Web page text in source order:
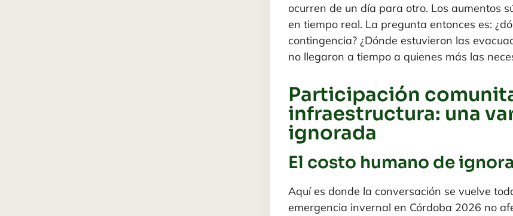
ocurren de un día para otro. Los aumentos
en tiempo real. La pregunta entonces es:
contingencia? ¿Dónde estuvieron las
no llegaron a tiempo a quienes más las
Participación
infraestructura: una
ignorada
El costo humano de
Aquí es donde la conversación se vuelve
emergencia invernal en Córdoba 2026 no